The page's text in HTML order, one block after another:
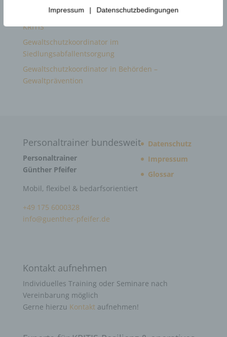
Gewaltschutzkoordinator im Gesundheitswesen |
KRITIS
Gewaltschutzkoordinator im
Siedlungsabfallentsorgung
Gewaltschutzkoordinator in Behörden –
Gewaltprävention
Personaltrainer bundesweit
Personaltrainer
Günther Pfeifer
Mobil, flexibel & bedarfsorientiert
+49 175 6000328
info@guenther-pfeifer.de
Datenschutz
Impressum
Glossar
Kontakt aufnehmen
Individuelles Training oder Seminare nach
Vereinbarung möglich
Gerne hierzu Kontaktaufnehmen!
Impressum | Datenschutzbedingungen